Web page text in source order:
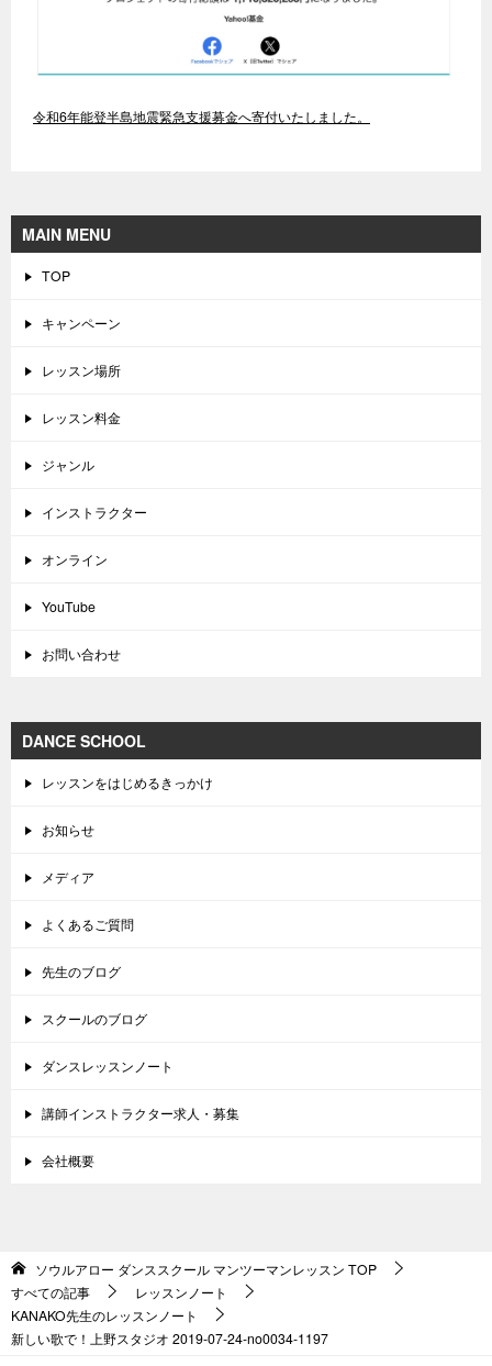
令和6年能登半島地震緊急支援募金へ寄付いたしました。
MAIN MENU
TOP
キャンペーン
レッスン場所
レッスン料金
ジャンル
インストラクター
オンライン
YouTube
お問い合わせ
DANCE SCHOOL
レッスンをはじめるきっかけ
お知らせ
メディア
よくあるご質問
先生のブログ
スクールのブログ
ダンスレッスンノート
講師インストラクター求人・募集
会社概要
ソウルアロー ダンススクール マンツーマンレッスン TOP
すべての記事
レッスンノート
KANAKO先生のレッスンノート
新しい歌で！上野スタジオ 2019-07-24-no0034-1197